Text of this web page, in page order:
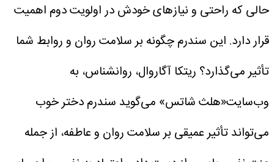
حالی که راحتی و نیازهای خودش در اولویت دوم اهمیت
قرار دارد. این سندرم چگونه بر سلامت روان و روابط شما
تأثیر می‌گذارد؟ ریتکا آگاروال، روانشناس، به
وب‌سایت«هلث شاتس» می‌گوید سندرم دختر خوب
می‌تواند تأثیر عمیقی بر سلامت روان و عاطفه، از جمله